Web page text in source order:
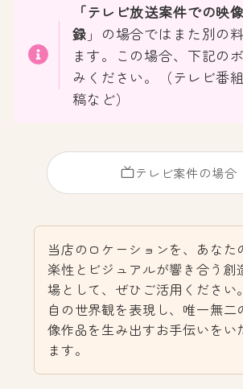
「テレビ放送案件での映
録 」の場合ではまた別の
ます。この場合、下記の
みください。（テレビ番
稿など）
テレビ案件の場合
当店のロケーションを、あなた
楽性とビジュアルが響き合う創
場として、ぜひご活用ください
自の世界観を表現し、唯一無二
像作品を生み出すお手伝いをい
ます。